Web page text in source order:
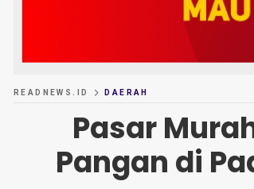
READNEWS.ID DAERAH
Pasar
Pangan di